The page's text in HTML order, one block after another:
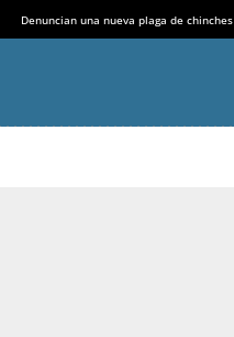
Denuncian una nueva plaga de chinches